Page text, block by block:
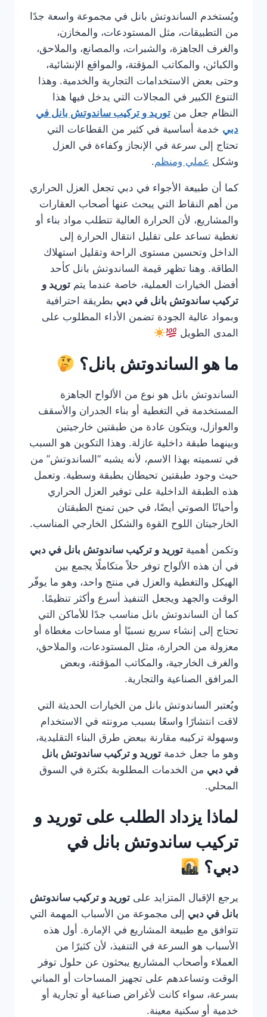
ويُستخدم الساندوتش بانل في مجموعة واسعة جدًا
من التطبيقات، مثل المستودعات، والمخازن،
والغرف الجاهزة، والشبرات، والمصانع، والملاحق،
والكبائن، والمكاتب المؤقتة، والمواقع الإنشائية،
وحتى بعض الاستخدامات التجارية والخدمية. وهذا
التنوع الكبير في المجالات التي يدخل فيها هذا
النظام جعل من توريد و تركيب ساندوتش بانل في
دبي خدمة أساسية في كثير من القطاعات التي
تحتاج إلى سرعة في الإنجاز وكفاءة في العزل
وشكل عملي ومنظم.
كما أن طبيعة الأجواء في دبي تجعل العزل الحراري
من أهم النقاط التي يبحث عنها أصحاب العقارات
والمشاريع، لأن الحرارة العالية تتطلب مواد بناء أو
تغطية تساعد على تقليل انتقال الحرارة إلى
الداخل وتحسين مستوى الراحة وتقليل استهلاك
الطاقة. وهنا تظهر قيمة الساندوتش بانل كأحد
أفضل الخيارات العملية، خاصة عندما يتم توريد و
تركيب ساندوتش بانل في دبي بطريقة احترافية
وبمواد عالية الجودة تضمن الأداء المطلوب على
المدى الطويل
ما هو الساندوتش بانل؟
الساندوتش بانل هو نوع من الألواح الجاهزة
المستخدمة في التغطية أو بناء الجدران والأسقف
والعوازل، ويتكون عادة من طبقتين خارجيتين
وبينهما طبقة داخلية عازلة. وهذا التكوين هو السبب
في تسميته بهذا الاسم، لأنه يشبه “الساندوتش” من
حيث وجود طبقتين تحيطان بطبقة وسطية. وتعمل
هذه الطبقة الداخلية على توفير العزل الحراري
وأحيانًا الصوتي أيضًا، في حين تمنح الطبقتان
الخارجيتان اللوح القوة والشكل الخارجي المناسب.
وتكمن أهمية توريد و تركيب ساندوتش بانل في دبي
في أن هذه الألواح توفر حلاً متكاملًا يجمع بين
الهيكل والتغطية والعزل في منتج واحد، وهو ما يوفّر
الوقت والجهد ويجعل التنفيذ أسرع وأكثر تنظيمًا.
كما أن الساندوتش بانل مناسب جدًا للأماكن التي
تحتاج إلى إنشاء سريع نسبيًا أو مساحات مغطاة أو
معزولة من الحرارة، مثل المستودعات، والملاحق،
والغرف الخارجية، والمكاتب المؤقتة، وبعض
المرافق الصناعية والتجارية.
ويُعتبر الساندوتش بانل من الخيارات الحديثة التي
لاقت انتشارًا واسعًا بسبب مرونته في الاستخدام
وسهولة تركيبه مقارنة ببعض طرق البناء التقليدية،
وهو ما جعل خدمة توريد و تركيب ساندوتش بانل
في دبي من الخدمات المطلوبة بكثرة في السوق
المحلي.
لماذا يزداد الطلب على توريد و
تركيب ساندوتش بانل في
دبي؟
يرجع الإقبال المتزايد على توريد و تركيب ساندوتش
بانل في دبي إلى مجموعة من الأسباب المهمة التي
تتوافق مع طبيعة المشاريع في الإمارة. أول هذه
الأسباب هو السرعة في التنفيذ، لأن كثيرًا من
العملاء وأصحاب المشاريع يبحثون عن حلول توفر
الوقت وتساعدهم على تجهيز المساحات أو المباني
بسرعة، سواء كانت لأغراض صناعية أو تجارية أو
خدمية أو سكنية معينة.